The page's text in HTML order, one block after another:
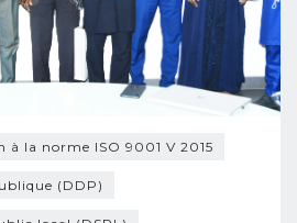
à la norme ISO 9001 V 2015
(DDP)